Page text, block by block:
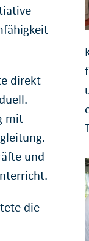
direkt
mit
und
die